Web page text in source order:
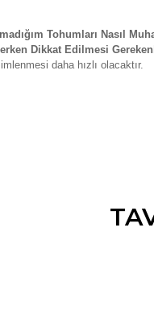
Tohumları Nasıl
Dikkat Edilmesi
daha hızlı olacaktır.
ve diğer